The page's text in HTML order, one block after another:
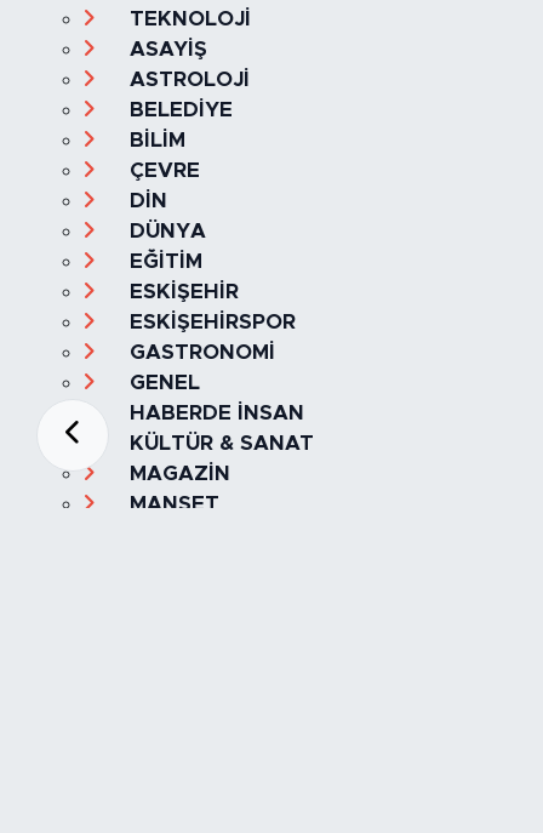
TEKNOLOJİ
ASAYİŞ
ASTROLOJİ
BELEDİYE
BİLİM
ÇEVRE
DİN
DÜNYA
EĞİTİM
ESKİŞEHİR
ESKİŞEHİRSPOR
GASTRONOMİ
GENEL
HABERDE İNSAN
KÜLTÜR & SANAT
MAGAZİN
MANŞET